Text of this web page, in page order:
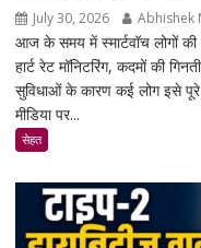
July 30, 2026 Abhishek
आज के समय में स्मार्टवॉच लोगों की
हार्ट रेट मॉनिटरिंग, कदमों की
सुविधाओं के कारण कई लोग इसे
मीडिया पर...
सेहत